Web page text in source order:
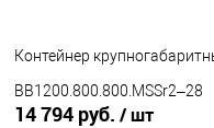
Контейнер
BB1200.800.800.MSSr2–28
14 794 руб. / шт